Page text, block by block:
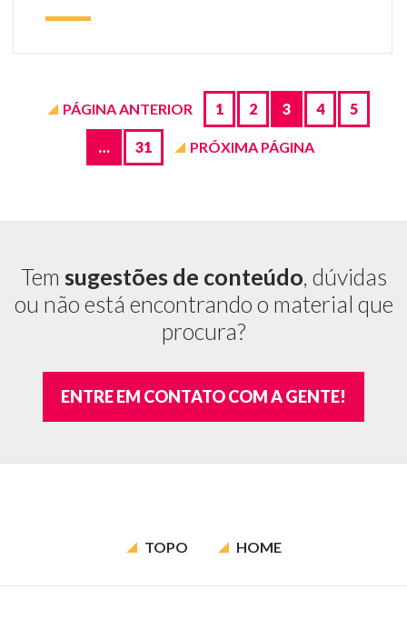
Blog PÁGINA ANTERIOR 1 2 3 4 5
… 31 PRÓXIMA PÁGINA
Tem sugestões de conteúdo, dúvidas
ou não está encontrando o material que
procura?
ENTRE EM CONTATO COM A GENTE!
TOPO HOME